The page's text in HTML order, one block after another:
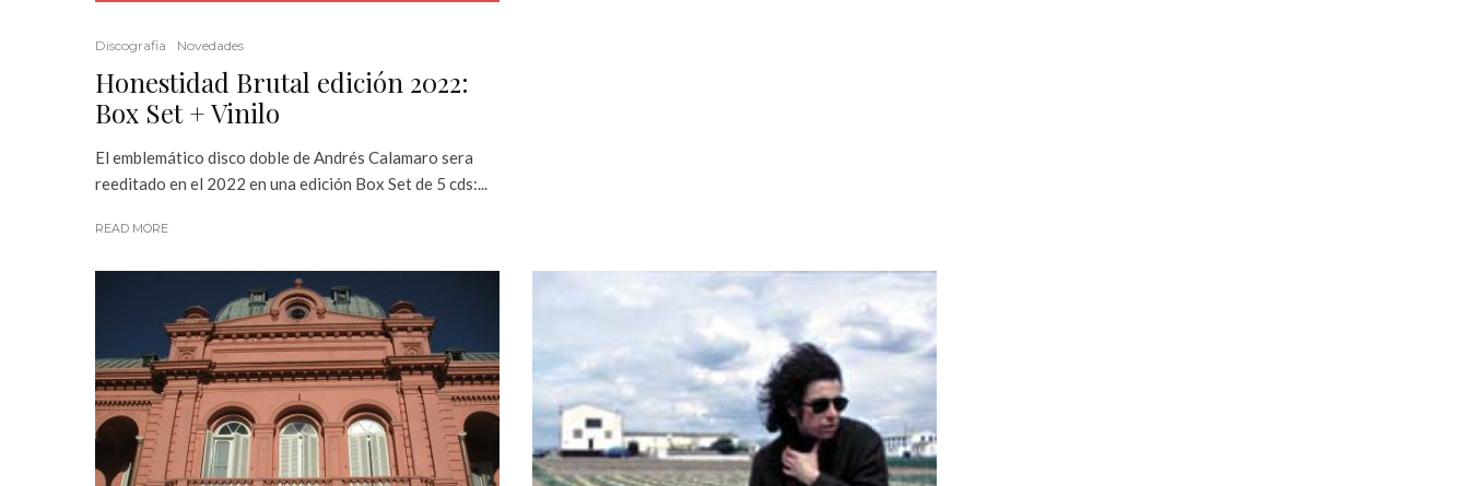
Discografia Novedades
Honestidad Brutal edición 2022:
Box Set + Vinilo
El emblemático disco doble de Andrés Calamaro sera
reeditado en el 2022 en una edición Box Set de 5 cds:...
READ MORE